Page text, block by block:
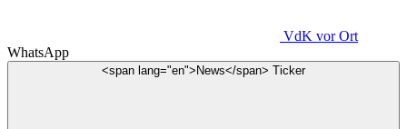
VdK vor Ort
WhatsApp
<span lang="en">News</span> Ticker